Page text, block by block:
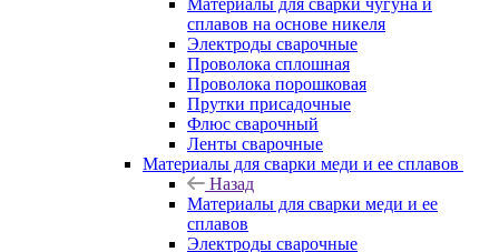
Материалы для сварки чугуна и
сплавов на основе никеля
Электроды сварочные
Проволока сплошная
Проволока порошковая
Прутки присадочные
Флюс сварочный
Ленты сварочные
Материалы для сварки меди и ее сплавов
Назад
Материалы для сварки меди и ее
сплавов
Электроды сварочные